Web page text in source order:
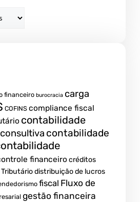
financeiro burocracia carga
COFINS compliance fiscal
contabilidade
contabilidade
financeiro créditos
distribuição de lucros
fiscal Fluxo de
gestão financeira